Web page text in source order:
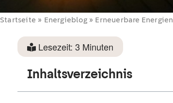
Startseite » Energieblog» Erneuerbare Energien
Lesezeit: 3 Minuten
Inhaltsverzeichnis